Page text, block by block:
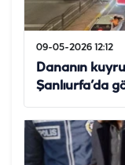
09-05-2026 12:12
Dananın
Şanlıurfa’da